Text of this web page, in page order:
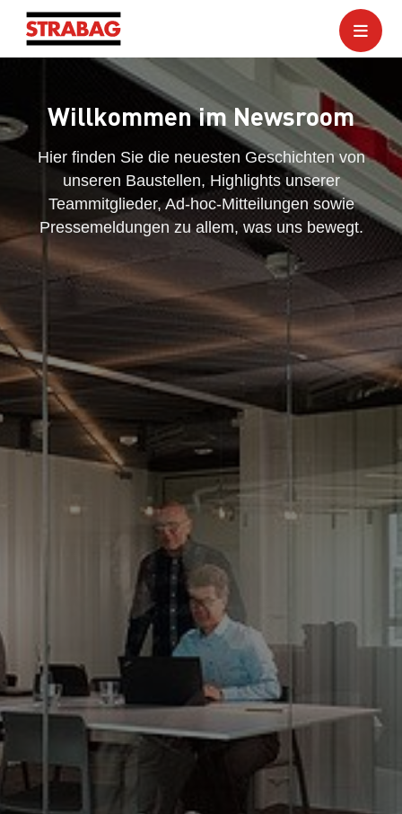
Willkommen im Newsroom
Hier finden Sie die neuesten Geschichten von
unseren Baustellen, Highlights unserer
Teammitglieder, Ad-hoc-Mitteilungen sowie
Pressemeldungen zu allem, was uns bewegt.